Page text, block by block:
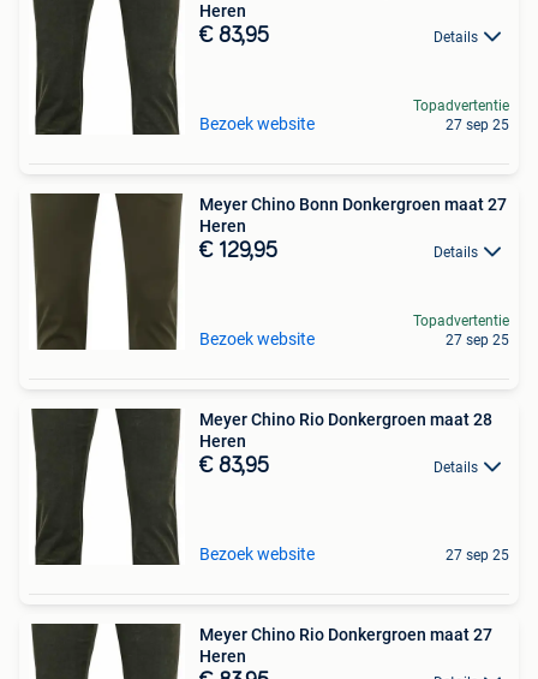
Heren
€ 83,95 Details
Bezoek website
Topadvertentie
27 sep 25
Meyer Chino Bonn Donkergroen maat 27
Heren
€ 129,95 Details
Bezoek website
Topadvertentie
27 sep 25
Meyer Chino Rio Donkergroen maat 28
Heren
€ 83,95 Details
Bezoek website 27 sep 25
Meyer Chino Rio Donkergroen maat 27
Heren